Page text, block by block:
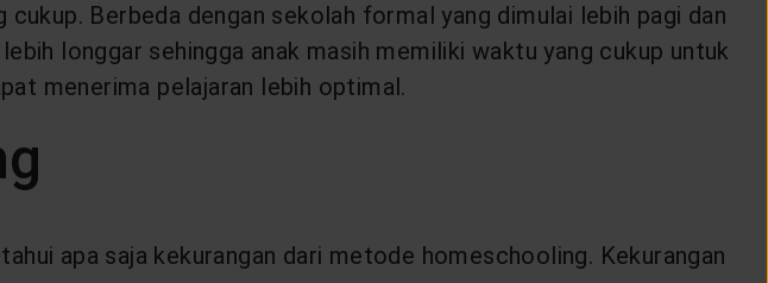
Berbeda dengan sekolah formal yang dimulai lebih pagi dan
longgar sehingga anak masih memiliki waktu yang cukup untuk
menerima pelajaran lebih optimal.
apa saja kekurangan dari metode homeschooling. Kekurangan